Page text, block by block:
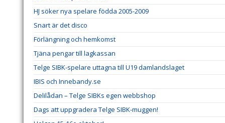
HJ söker nya spelare födda 2005-2009
Snart är det disco
Förlängning och hemkomst
Tjäna pengar till lagkassan
Telge SIBK-spelare uttagna till U19 damlandslaget
IBIS och Innebandy.se
Delilådan – Telge SIBKs egen webbshop
Dags att uppgradera Telge SIBK-muggen!